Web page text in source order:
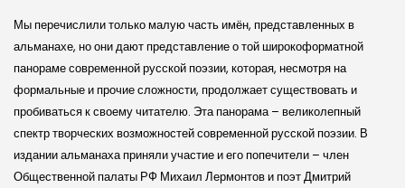
Мы перечислили только малую часть имён, представленных в
альманахе, но они дают представление о той широкоформатной
панораме современной русской поэзии, которая, несмотря на
формальные и прочие сложности, продолжает существовать и
пробиваться к своему читателю. Эта панорама – великолепный
спектр творческих возможностей современной русской поэзии. В
издании альманаха приняли участие и его попечители – член
Общественной палаты РФ Михаил Лермонтов и поэт Дмитрий